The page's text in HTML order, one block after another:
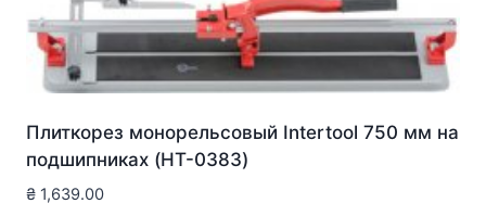
Плиткорез монорельсовый Intertool 750 мм на
подшипниках (HT-0383)
₴ 1,639.00